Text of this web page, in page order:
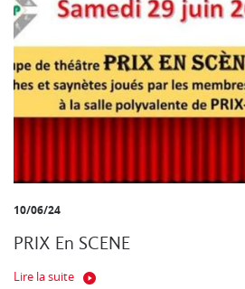
10/06/24
PRIX En SCENE
Lire la suite